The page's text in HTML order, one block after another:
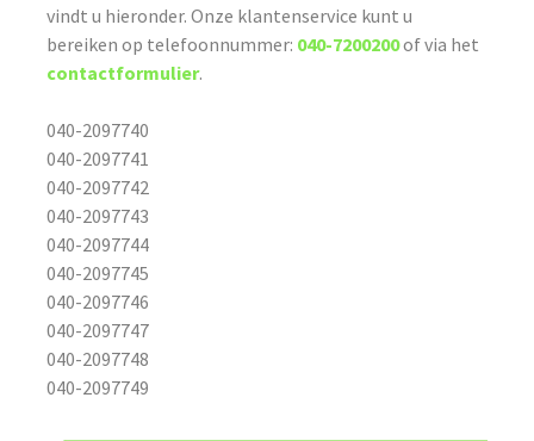
vindt u hieronder. Onze klantenservice kunt u
bereiken op telefoonnummer: 040-7200200of via het
contactformulier.
040-2097740
040-2097741
040-2097742
040-2097743
040-2097744
040-2097745
040-2097746
040-2097747
040-2097748
040-2097749